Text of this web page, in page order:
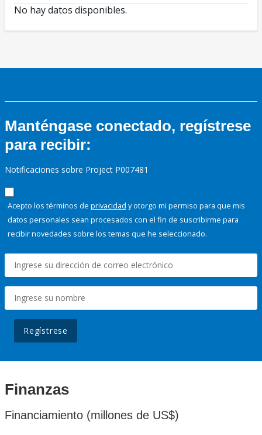
No hay datos disponibles.
Manténgase conectado, regístrese
para recibir:
Notificaciones sobre Project P007481
Acepto los términos de privacidad y otorgo mi permiso para que mis
datos personales sean procesados con el fin de suscribirme para
recibir novedades sobre los temas que he seleccionado.
Regístrese
Finanzas
Financiamiento (millones de US$)